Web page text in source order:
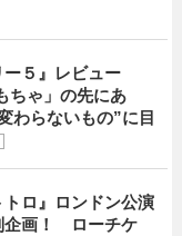
ー５』レビュー
ちゃ」の先にあ
わらないもの”に目
ロ』ロンドン公演
企画！ ローチケ